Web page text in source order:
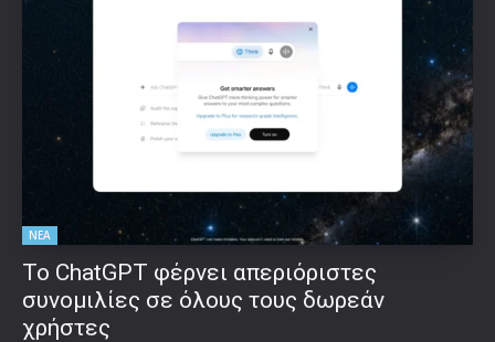
ΝΕΑ
Το ChatGPT φέρνει απεριόριστες
συνομιλίες σε όλους τους δωρεάν
χρήστες